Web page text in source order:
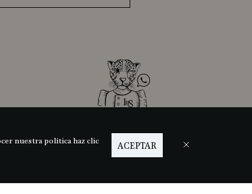
PERSONAL SHOPPER
ACEPTAR
nuestra política haz clic